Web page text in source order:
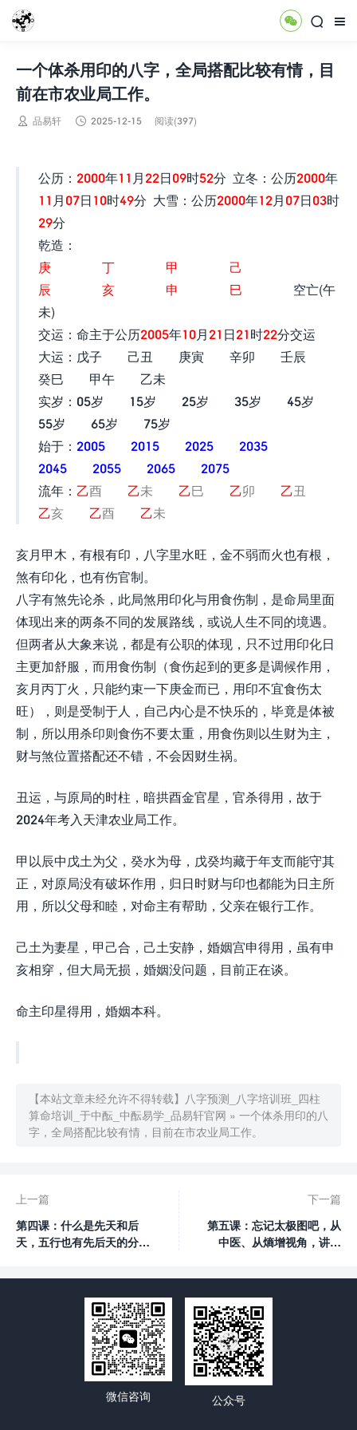



一个体杀用印的八字，全局搭配比较有情，目
前在市农业局工作。
 品易轩  2025-12-15 阅读(397)
公历： 2000年11 月 22日09时52分 立冬：公历2000年
11 月 07日 10时49分 大雪：公历2000年12月 07日03时
29分
乾造：
庚 丁 甲 己
辰 亥 申 巳 空亡(午
未)
交运：命主于公历2005年10月 21 日21 时22分交运
大运：戊子 己丑 庚寅 辛卯 壬辰
癸巳 甲午 乙未
实岁：05岁 15岁 25岁 35岁 45岁
55岁 65岁 75岁
始于： 2005 2015 2025
2035
2045
2055 2065
2075
流年： 乙酉 乙未 乙巳 乙卯 乙丑
乙亥 乙酉 乙未
亥月甲木，有根有印，八字里水旺，金不弱而火也有根，
煞有印化，也有伤官制。
八字有煞先论杀，此局煞用印化与用食伤制，是命局里面
体现出来的两条不同的发展路线，或说人生不同的境遇。
但两者从大象来说，都是有公职的体现，只不过用印化日
主更加舒服，而用食伤制（食伤起到的更多是调候作用，
亥月丙丁火，只能约束一下庚金而已，用印不宜食伤太
旺），则是受制于人，自己内心是不快乐的，毕竟是体被
制，所以用杀印则食伤不要太重，用食伤则以生财为主，
财与煞位置搭配还不错，不会因财生祸。
丑运，与原局的时柱，暗拱酉金官星，官杀得用，故于
2024年考入天津农业局工作。
甲以辰中戊土为父，癸水为母，戊癸均藏于年支而能守其
正，对原局没有破坏作用，归日时财与印也都能为日主所
用，所以父母和睦，对命主有帮助，父亲在银行工作。
己土为妻星，甲己合，己土安静，婚姻宫申得用，虽有申
亥相穿，但大局无损，婚姻没问题，目前正在谈。
命主印星得用，婚姻本科。
【本站文章未经允许不得转载】
八字预测_八字培训班_四柱
算命培训_于中酝_中酝易学_品易轩官网 » 一个体杀用印的八
字，全局搭配比较有情，目前在市农业局工作。
上一篇
第四课：什么是先天和后
天，五行也有先后天的分
下一篇
第五课：忘记太极图吧，从
中医、从熵增视角，讲透
微信咨询 公众号